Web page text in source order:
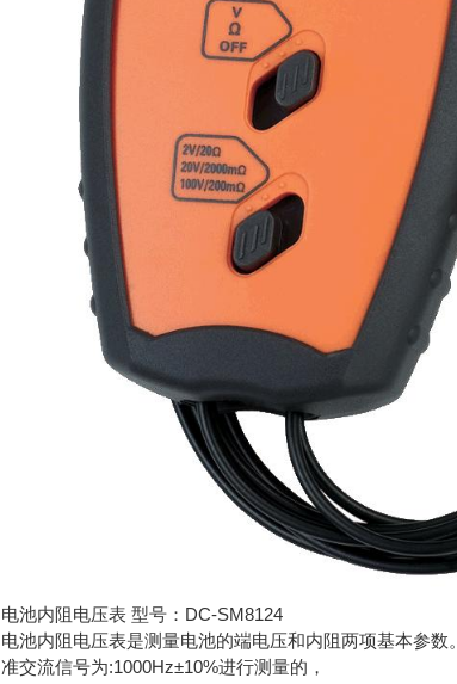
电池内阻电压表 型号：DC-SM8124
电池内阻电压表是测量电池的端电压和内阻两项基本参数
准交流信号为:1000Hz±10%进行测量的，